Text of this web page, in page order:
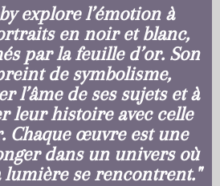
explore l’émotion à
en noir et blanc,
par la feuille d’or. Son
de symbolisme,
l’âme de ses sujets et à
leur histoire avec celle
Chaque œuvre est une
dans un univers où
lumière se rencontrent."